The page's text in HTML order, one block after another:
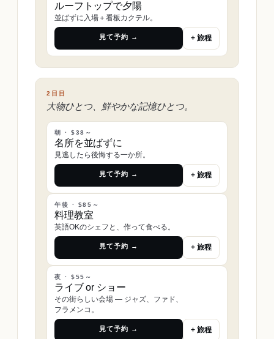
ルーフトップで夕陽
並ばずに入場＋看板カクテル。
見て予約 → + 旅程
2日目
大物ひとつ、鮮やかな記憶ひとつ。
朝 · $38～
名所を並ばずに
見逃したら後悔する一か所。
見て予約 → + 旅程
午後 · $85～
料理教室
英語OKのシェフと、作って食べる。
見て予約 → + 旅程
夜 · $55～
ライブ or ショー
その街らしい会場 ― ジャズ、ファド、
フラメンコ。
見て予約 → + 旅程